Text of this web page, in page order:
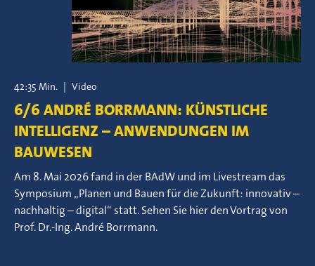
42:35 Min. | Video
6/6 ANDRÉ BORRMANN: KÜNSTLICHE
INTELLIGENZ – ANWENDUNGEN IM
BAUWESEN
Am 8. Mai 2026 fand in der BAdW und im Livestream das
Symposium „Planen und Bauen für die Zukunft: innovativ –
nachhaltig – digital“ statt. Sehen Sie hier den Vortrag von
Prof. Dr.-Ing. André Borrmann.